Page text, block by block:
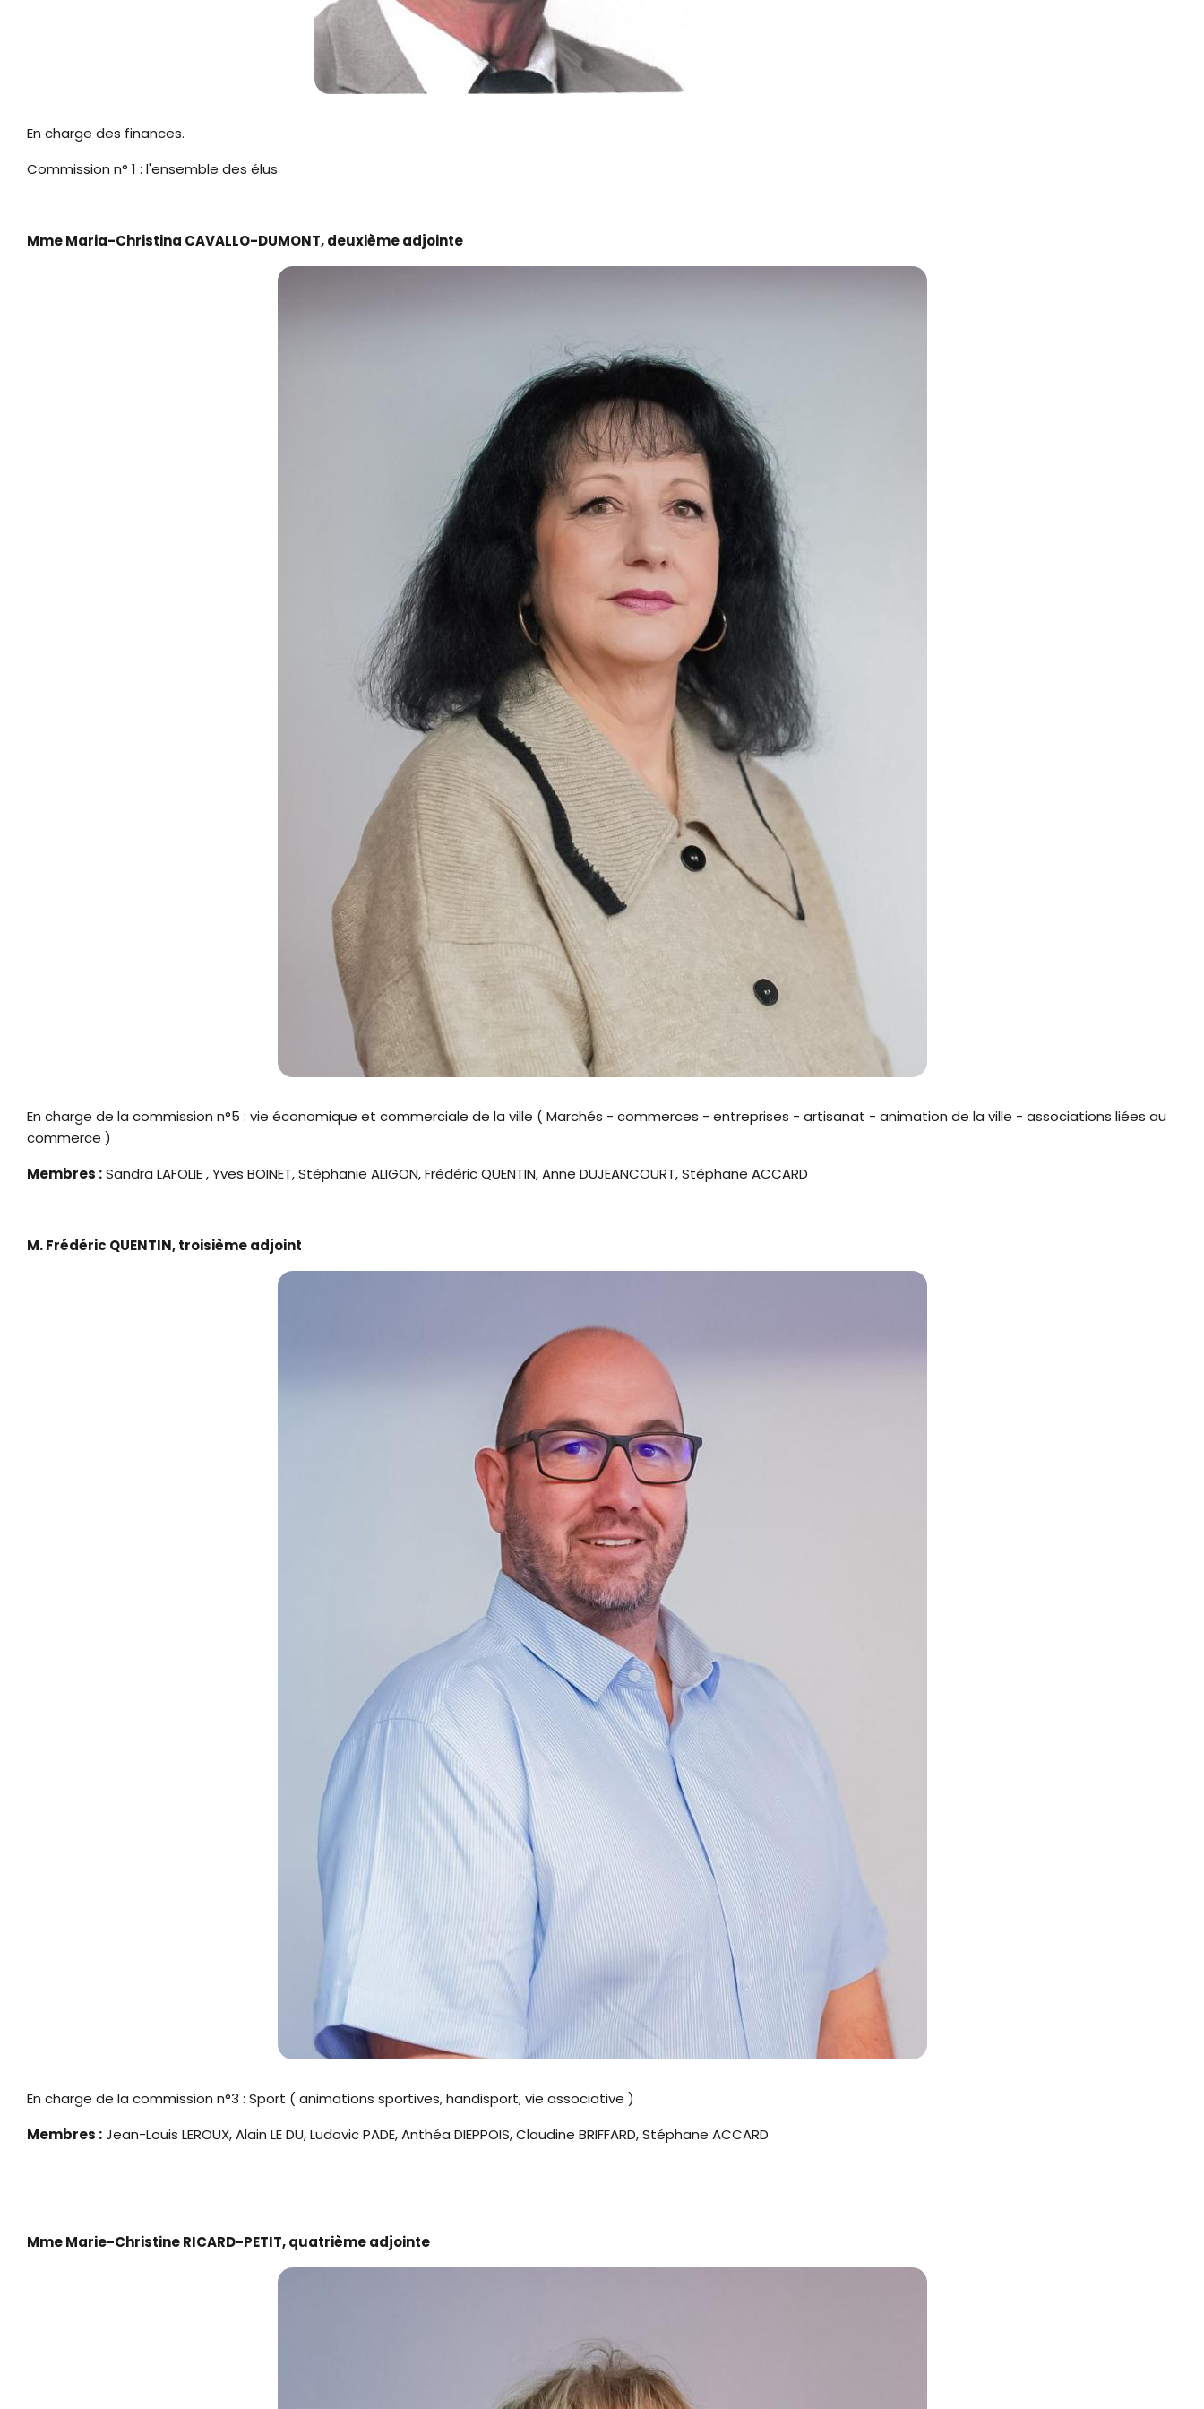
En charge des finances.
Commission n° 1 : l'ensemble des élus
Mme Maria-Christina CAVALLO-DUMONT, deuxième adjointe
Zoom sur l'image
En charge de la commission n°5 : vie économique et commerciale de la ville ( Marchés - commerces - entreprises - artisanat - animation de la ville - associations liées au
commerce )
Membres :Sandra LAFOLIE , Yves BOINET, Stéphanie ALIGON, Frédéric QUENTIN, Anne DUJEANCOURT, Stéphane ACCARD
M. Frédéric QUENTIN, troisième adjoint
Zoom sur l'image
En charge de la commission n°3 : Sport ( animations sportives, handisport, vie associative )
Membres :Jean-Louis LEROUX, Alain LE DU, Ludovic PADE, Anthéa DIEPPOIS, Claudine BRIFFARD, Stéphane ACCARD
Mme Marie-Christine RICARD-PETIT, quatrième adjointe
Zoom sur l'image